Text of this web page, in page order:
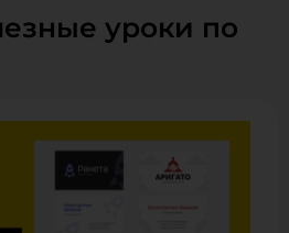
уроки по